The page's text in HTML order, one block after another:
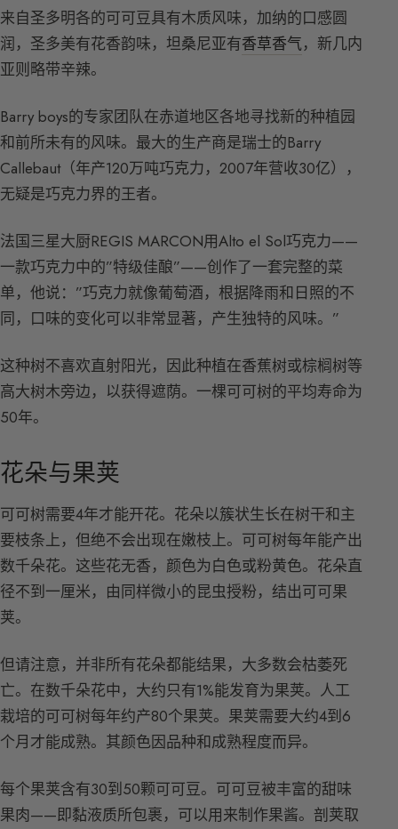
来自圣多明各的可可豆具有木质风味，加纳的口感圆
润，圣多美有花香韵味，坦桑尼亚有香草香气，新几内
亚则略带辛辣。
Barry boys的专家团队在赤道地区各地寻找新的种植园
和前所未有的风味。最大的生产商是瑞士的Barry
Callebaut（年产120万吨巧克力，2007年营收30亿），
无疑是巧克力界的王者。
法国三星大厨REGIS MARCON用Alto el Sol巧克力——
一款巧克力中的”特级佳酿”——创作了一套完整的菜
单，他说：”巧克力就像葡萄酒，根据降雨和日照的不
同，口味的变化可以非常显著，产生独特的风味。”
这种树不喜欢直射阳光，因此种植在香蕉树或棕榈树等
高大树木旁边，以获得遮荫。一棵可可树的平均寿命为
50年。
花朵与果荚
可可树需要4年才能开花。花朵以簇状生长在树干和主
要枝条上，但绝不会出现在嫩枝上。可可树每年能产出
数千朵花。这些花无香，颜色为白色或粉黄色。花朵直
径不到一厘米，由同样微小的昆虫授粉，结出可可果
荚。
但请注意，并非所有花朵都能结果，大多数会枯萎死
亡。在数千朵花中，大约只有1%能发育为果荚。人工
栽培的可可树每年约产80个果荚。果荚需要大约4到6
个月才能成熟。其颜色因品种和成熟程度而异。
每个果荚含有30到50颗可可豆。可可豆被丰富的甜味
果肉——即黏液质所包裹，可以用来制作果酱。剖荚取